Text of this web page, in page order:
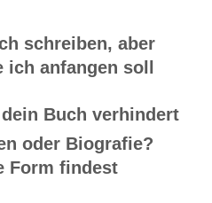
schreiben, aber
ich anfangen soll
Buch verhindert
oder Biografie?
Form findest